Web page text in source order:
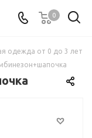
0
одежда от 0 до 3 лет